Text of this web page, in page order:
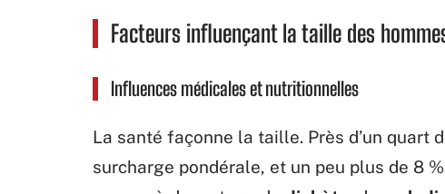
Facteurs influençant la taille des
Influences médicales et nutritionnelles
La santé façonne la taille. Près d’un quart
surcharge pondérale, et un peu plus de 8